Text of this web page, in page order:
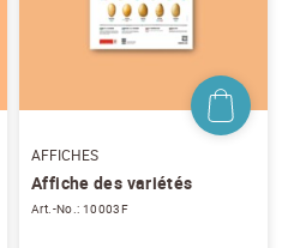
Affiche des variétés
Art.-No.: 10003F
AFFICHES
12 fois par an les
de terre.